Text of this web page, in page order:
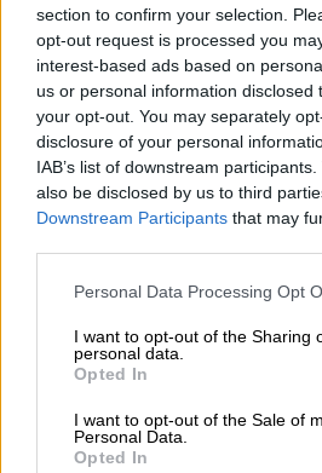
section to confirm your selection.
opt-out request is processed you
interest-based ads based on
us or personal information disclosed
your opt-out. You may separately
disclosure of your personal
IAB’s list of downstream
also be disclosed by us to third
Downstream Participants that may
Please note that this website/app
not limited to your visit or usage
grant or deny consent to Google
use your data for below specified
consent section.
Personal Data Processing Opt
I want to opt-out of the Sharing
personal data.
Opted In
I want to opt-out of the Sale of
Personal Data.
Opted In
Lifestyle
Ο Άρης Μουγκοπέτρος
από τον φίλο του που